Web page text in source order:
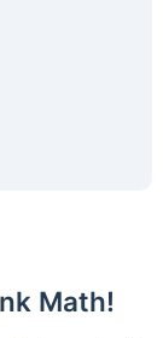
Math!